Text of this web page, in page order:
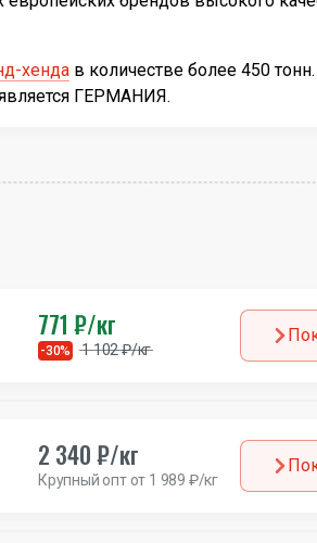
хенда в количестве более 450
ГЕРМАНИЯ.
771 ₽/кг
-30% 1 102 ₽/кг
2 340 ₽/кг
Крупный опт от 1 989 ₽/кг